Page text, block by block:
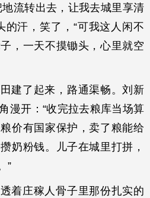
流转出去，让我去城里享清
的汗，笑了，“可我这人闲不
，一天不摸锄头，心里就空
建了起来，路通渠畅。刘新
漫开：“收完拉去粮库当场算
价有国家保护，卖了粮能给
奶粉钱。儿子在城里打拼，
”
着庄稼人骨子里那份扎实的